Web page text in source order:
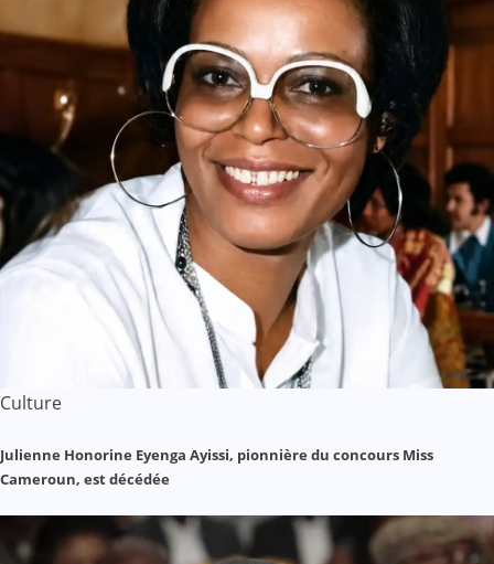
Culture
Julienne Honorine Eyenga Ayissi, pionnière du concours Miss
Cameroun, est décédée